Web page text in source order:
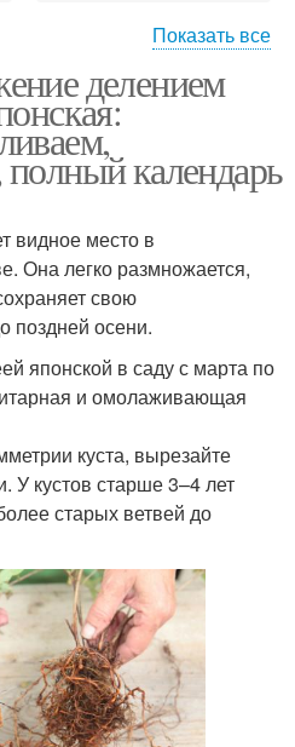
Показать все
делением
календарь
видное место в
Она легко размножается,
свою
поздней осени.
японской в саду с марта по
и омолаживающая
куста, вырезайте
У кустов старше 3–4 лет
старых ветвей до